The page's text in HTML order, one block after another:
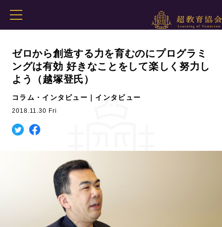
ゼロから創造する力を育むのにプログラミ
ングは有効 好きなことをして楽しく努力し
よう（越塚登氏）
コラム・インタビュー｜インタビュー
2018.11.30 Fri